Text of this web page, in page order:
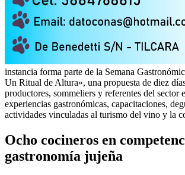
instancia forma parte de la Semana
Un Ritual de Altura», una propuesta de diez
productores, sommeliers y referentes del sector
experiencias gastronómicas, capacitaciones,
actividades vinculadas al turismo del vino y la
Ocho cocineros en
gastronomía jujeña